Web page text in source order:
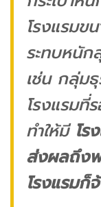
โรงแรมข
ระทบหนัก
เช่น กลุ่ม
โรงแรมที่
ทำให้มี โร
ส่งผลถึง
โรงแรมก็